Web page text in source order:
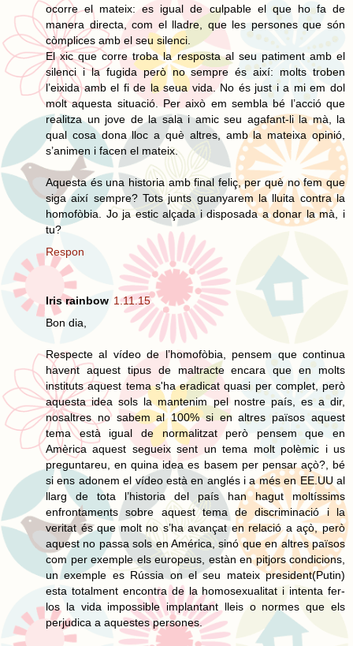
ocorre el mateix: es igual de culpable el que ho fa de
manera directa, com el lladre, que les persones que són
còmplices amb el seu silenci.
El xic que corre troba la resposta al seu patiment amb el
silenci i la fugida però no sempre és així: molts troben
l’eixida amb el fi de la seua vida. No és just i a mi em dol
molt aquesta situació. Per això em sembla bé l’acció que
realitza un jove de la sala i amic seu agafant-li la mà, la
qual cosa dona lloc a què altres, amb la mateixa opinió,
s’animen i facen el mateix.
Aquesta és una historia amb final feliç, per què no fem que
siga així sempre? Tots junts guanyarem la lluita contra la
homofòbia. Jo ja estic alçada i disposada a donar la mà, i
tu?
Respon
Iris rainbow 1.11.15
Bon dia,
Respecte al vídeo de l’homofòbia, pensem que continua
havent aquest tipus de maltracte encara que en molts
instituts aquest tema s'ha eradicat quasi per complet, però
aquesta idea sols la mantenim pel nostre país, es a dir,
nosaltres no sabem al 100% si en altres països aquest
tema està igual de normalitzat però pensem que en
Amèrica aquest segueix sent un tema molt polèmic i us
preguntareu, en quina idea es basem per pensar açò?, bé
si ens adonem el vídeo està en anglés i a més en EE.UU al
llarg de tota l’historia del país han hagut moltíssims
enfrontaments sobre aquest tema de discriminació i la
veritat és que molt no s’ha avançat en relació a açò, però
aquest no passa sols en América, sinó que en altres països
com per exemple els europeus, estàn en pitjors condicions,
un exemple es Rússia on el seu mateix president(Putin)
esta totalment encontra de la homosexualitat i intenta fer-
los la vida impossible implantant lleis o normes que els
perjudica a aquestes persones.